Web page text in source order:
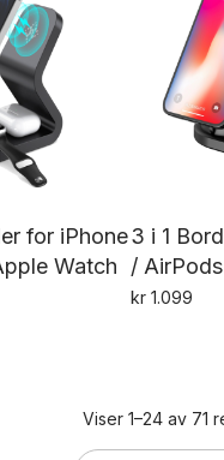
for iPhone
Watch
3 i 1
/
kr 1.099
Viser 1–24 av 71